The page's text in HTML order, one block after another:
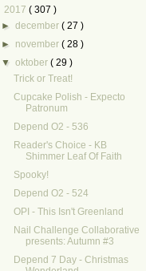
2017 ( 307 )
►december( 27 )
► november( 28 )
▼oktober( 29 )
Trick or Treat!
Cupcake Polish - Expecto
Patronum
Depend O2 - 536
Reader's Choice - KB
Shimmer Leaf Of Faith
Spooky!
Depend O2 - 524
OPI - This Isn't Greenland
Nail Challenge Collaborative
presents: Autumn #3
Depend 7 Day - Christmas